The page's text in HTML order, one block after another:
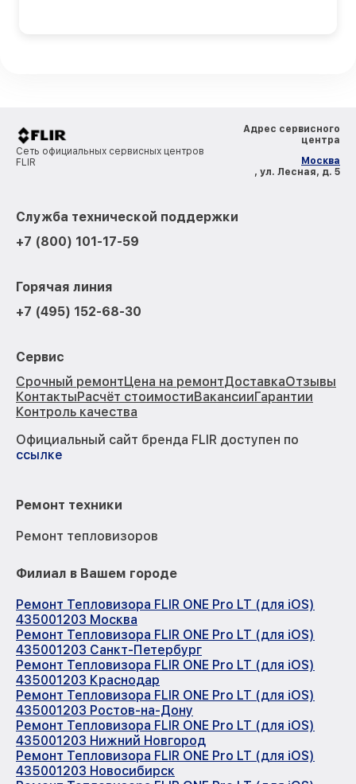
Сеть официальных сервисных центров
FLIR
Адрес сервисного
центра
Москва
, ул. Лесная, д. 5
Служба технической поддержки
+7 (800) 101-17-59
Горячая линия
+7 (495) 152-68-30
Сервис
Срочный ремонтЦена на ремонтДоставкаОтзывы
КонтактыРасчёт стоимостиВакансииГарантии
Контроль качества
Официальный сайт бренда FLIR доступен по
ссылке
Ремонт техники
Ремонт тепловизоров
Филиал в Вашем городе
Ремонт Тепловизора FLIR ONE Pro LT (для iOS)
435001203 Москва
Ремонт Тепловизора FLIR ONE Pro LT (для iOS)
435001203 Санкт-Петербург
Ремонт Тепловизора FLIR ONE Pro LT (для iOS)
435001203 Краснодар
Ремонт Тепловизора FLIR ONE Pro LT (для iOS)
435001203 Ростов-на-Дону
Ремонт Тепловизора FLIR ONE Pro LT (для iOS)
435001203 Нижний Новгород
Ремонт Тепловизора FLIR ONE Pro LT (для iOS)
435001203 Новосибирск